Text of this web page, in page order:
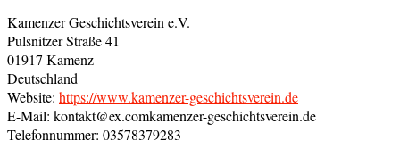
Kamenzer Geschichtsverein e.V.
Pulsnitzer Straße 41
01917 Kamenz
Deutschland
Website: https://www.kamenzer-geschichtsverein.de
E-Mail: kontakt@ex.comkamenzer-geschichtsverein.de
Telefonnummer: 03578379283